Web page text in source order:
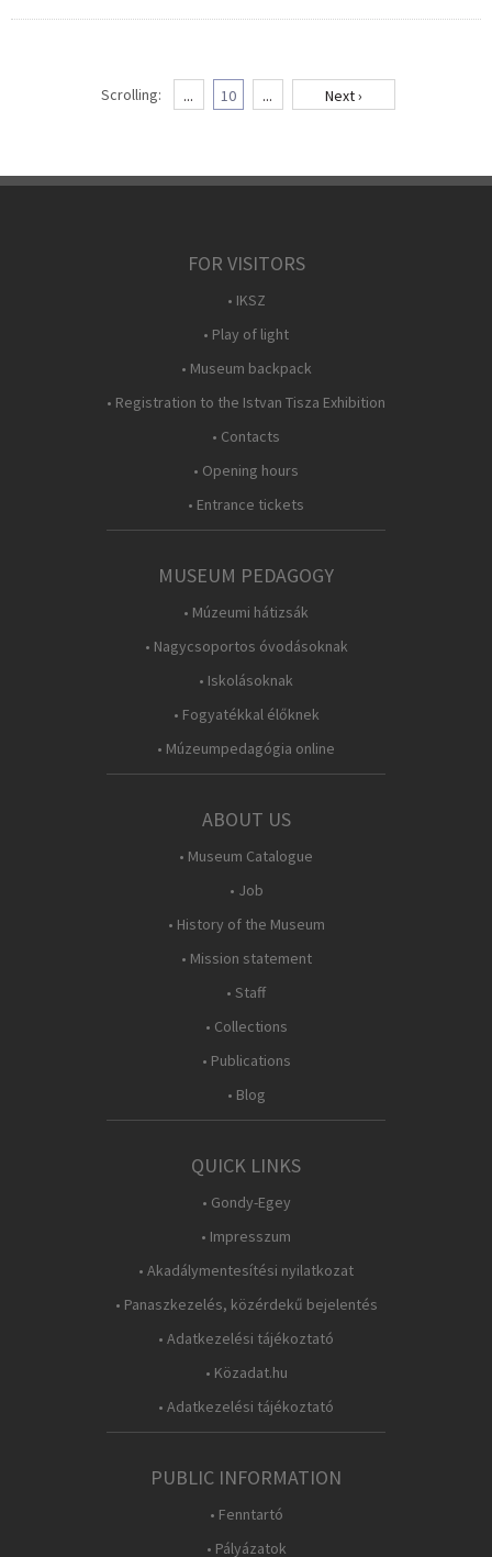
Scrolling: ... 10 ... Next ›
FOR VISITORS
• IKSZ
• Play of light
• Museum backpack
• Registration to the Istvan Tisza Exhibition
• Contacts
• Opening hours
• Entrance tickets
MUSEUM PEDAGOGY
• Múzeumi hátizsák
• Nagycsoportos óvodásoknak
• Iskolásoknak
• Fogyatékkal élőknek
• Múzeumpedagógia online
ABOUT US
• Museum Catalogue
• Job
• History of the Museum
• Mission statement
• Staff
• Collections
• Publications
• Blog
QUICK LINKS
• Gondy-Egey
• Impresszum
• Akadálymentesítési nyilatkozat
• Panaszkezelés, közérdekű bejelentés
• Adatkezelési tájékoztató
• Közadat.hu
• Adatkezelési tájékoztató
PUBLIC INFORMATION
• Fenntartó
• Pályázatok